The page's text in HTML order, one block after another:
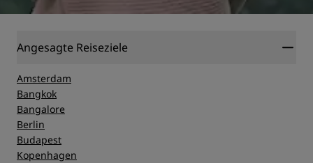
Angesagte Reiseziele
Amsterdam
Bangkok
Bangalore
Berlin
Budapest
Kopenhagen